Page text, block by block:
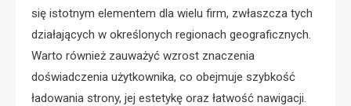
się istotnym elementem dla wielu firm, zwłaszcza tych
działających w określonych regionach geograficznych.
Warto również zauważyć wzrost znaczenia
doświadczenia użytkownika, co obejmuje szybkość
ładowania strony, jej estetykę oraz łatwość nawigacji.